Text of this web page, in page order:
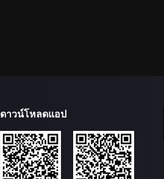
ดาวน์โหลดแอป